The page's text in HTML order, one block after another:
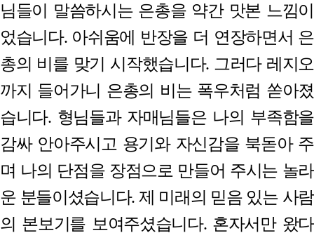
님들이 말씀하시는 은총을 약간 맛본 느낌이
었습니다. 아쉬움에 반장을 더 연장하면서 은
총의 비를 맞기 시작했습니다. 그러다 레지오
까지 들어가니 은총의 비는 폭우처럼 쏟아졌
습니다. 형님들과 자매님들은 나의 부족함을
감싸 안아주시고 용기와 자신감을 북돋아 주
며 나의 단점을 장점으로 만들어 주시는 놀라
운 분들이셨습니다. 제 미래의 믿음 있는 사람
의 본보기를 보여주셨습니다. 혼자서만 왔다